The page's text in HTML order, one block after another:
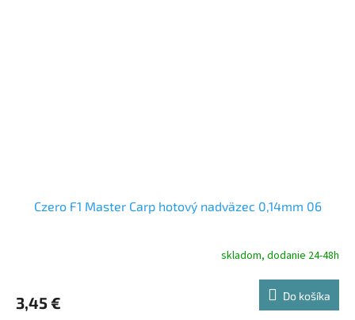
Czero F1 Master Carp hotový nadväzec 0,14mm 06
skladom, dodanie 24-48h
3,45 € Do košíka